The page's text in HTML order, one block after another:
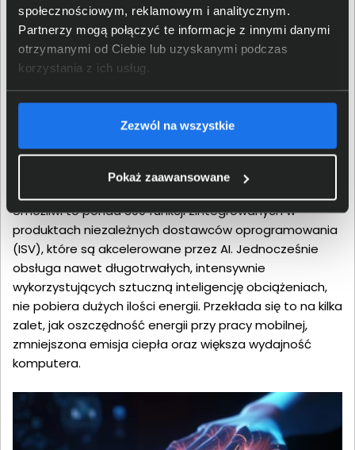
społecznościowym, reklamowym i analitycznym.
Partnerzy mogą połączyć te informacje z innymi danymi
otrzymanymi od Ciebie lub uzyskanymi podczas
korzystania z ich usług.
Zezwól na wszystkie
Pokaż zaawansowane
Odkryj Intel® AI Boost
AI wbudowane w procesor
Nowa hybrydowa architektura firmy Intel, zawarta w
NPU w jednym pakiecie. Pozwoli to na korzystanie z
nowych, ekscytujących możliwości sztucznej inteligencji.
Jako przykłady mogą posłużyć tłumaczenie języka w
Umożliwi to ponad 300 funkcji zintegrowanych w
produktach niezależnych dostawców oprogramowania
(ISV), które są akcelerowane przez AI. Jednocześnie
obsługa nawet długotrwałych, intensywnie
wykorzystujących sztuczną inteligencję obciążeniach,
nie pobiera dużych ilości energii. Przekłada się to na kilka
zalet, jak oszczędność energii przy pracy mobilnej,
zmniejszona emisja ciepła oraz większa wydajność
komputera.